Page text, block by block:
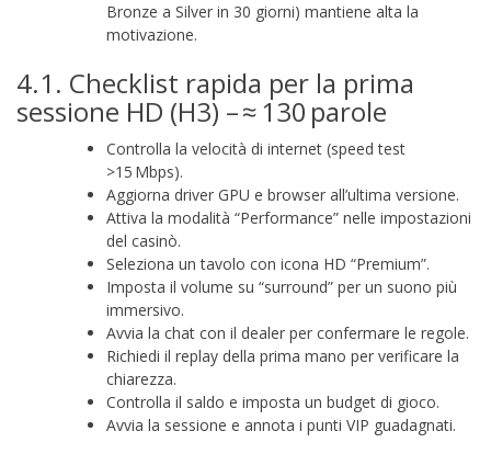
Bronze a Silver in 30 giorni) mantiene alta la
motivazione.
4.1. Checklist rapida per la prima
sessione HD (H3) – ≈ 130 parole
Controlla la velocità di internet (speed test
>15 Mbps).
Aggiorna driver GPU e browser all’ultima versione.
Attiva la modalità “Performance” nelle impostazioni
del casinò.
Seleziona un tavolo con icona HD “Premium”.
Imposta il volume su “surround” per un suono più
immersivo.
Avvia la chat con il dealer per confermare le regole.
Richiedi il replay della prima mano per verificare la
chiarezza.
Controlla il saldo e imposta un budget di gioco.
Avvia la sessione e annota i punti VIP guadagnati.